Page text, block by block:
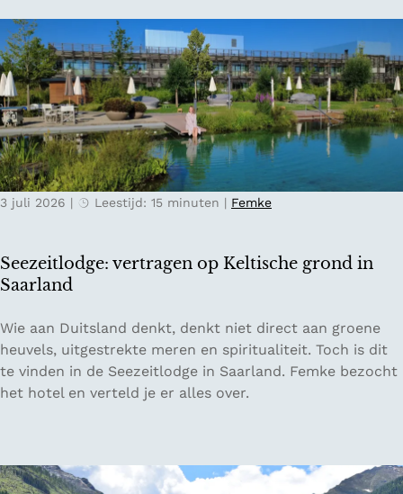
a
n
n
e
n
n
a
j
a
o
p
e
V
e
l
s
e
n
r
i
j
k
s
e
e
r
e
n
:
P
s
a
r
T
i
c
i
n
o
e
t
o
n
n
i
z
u
Seezeitlodge: vertragen op Keltische grond in
Saarland
3 juli 2026 | Leestijd: 15 minuten | Femke
S
e
e
z
l
Wie aan Duitsland denkt, denkt niet direct aan groene
heuvels, uitgestrekte meren en spiritualiteit. Toch is dit
te vinden in de Seezeitlodge in Saarland. Femke bezocht
het hotel en verteld je er alles over.